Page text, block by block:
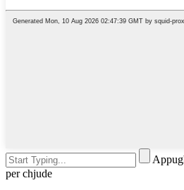
per chjude